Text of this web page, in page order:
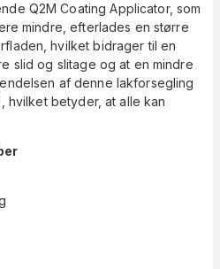
Q2M Coating Applicator, som
mindre, efterlades en større
hvilket bidrager til en
slid og slitage og at en mindre
af denne lakforsegling
betyder, at alle kan